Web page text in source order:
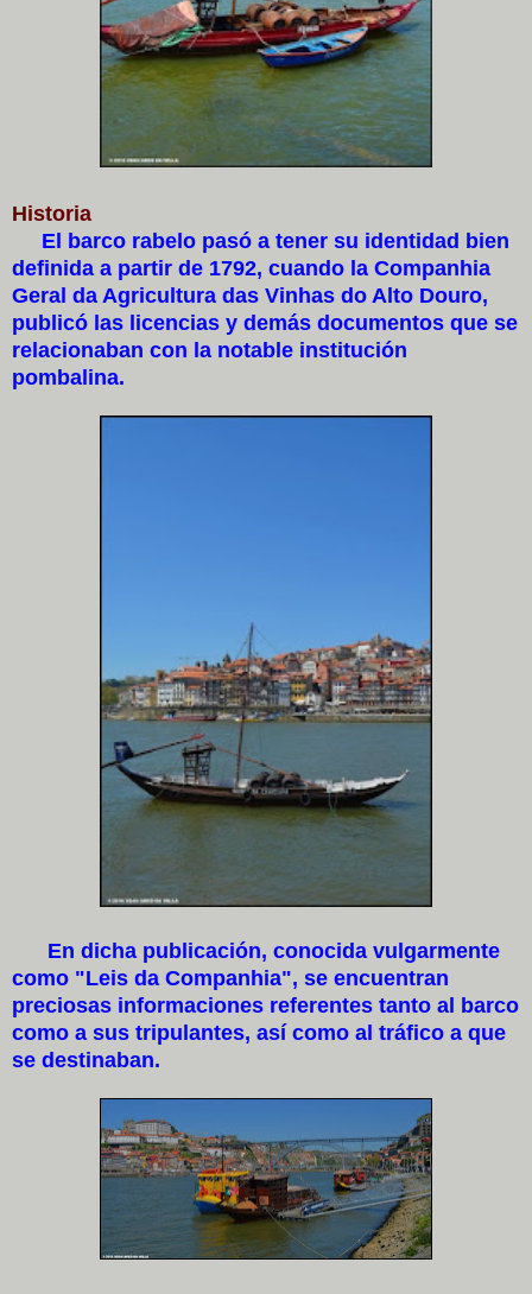
Historia
El barco rabelo pasó a tener su identidad bien
definida a partir de 1792, cuando la Companhia
Geral da Agricultura das Vinhas do Alto Douro,
publicó las licencias y demás documentos que se
relacionaban con la notable institución
pombalina.
En dicha publicación, conocida vulgarmente
como "Leis da Companhia", se encuentran
preciosas informaciones referentes tanto al barco
como a sus tripulantes, así como al tráfico a que
se destinaban.